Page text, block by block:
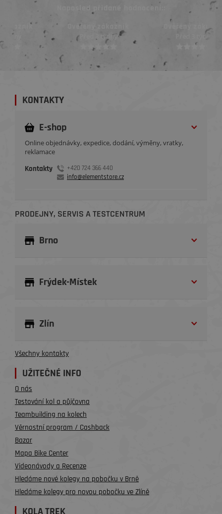
Naposled přidané hodnocení::
Ověřený zákazník
Před 3 týdny
KONTAKTY
E-shop
Online objednávky, expedice, dodání, výměny, vratky,
reklamace
Kontakty
+420 724 366 440
info@elementstore.cz
PRODEJNY, SERVIS A TESTCENTRUM
Brno
Frýdek-Místek
Zlín
Všechny kontakty
UŽITEČNÉ INFO
O nás
Testování kol a půjčovna
Teambuilding na kolech
Věrnostní program / Cashback
Bazar
Mapa Bike Center
Videonávody a Recenze
Hledáme nové kolegy na pobočku v Brně
Hledáme kolegy pro novou pobočku ve Zlíně